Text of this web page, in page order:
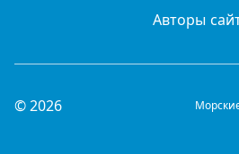
Авторы
© 2026